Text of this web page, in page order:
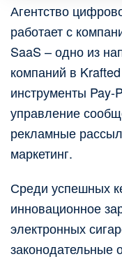
Агентство
работает с
SaaS – одно из
компаний в
инструменты Pay-
управление
рекламные
маркетинг.
Среди успешных
инновационное
электронных
законодательные